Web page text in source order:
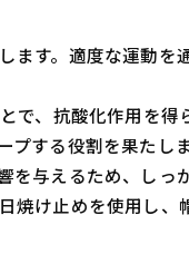
ます。適度な運
、抗酸化作用を得
する役割を果たしま
与えるため、しっ
け止めを使用し、